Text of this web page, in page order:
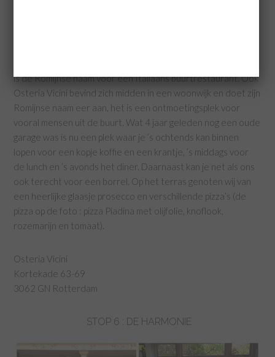
is de Romijnse naam voor een Italiaans buurtrestaurant. Ook
Osteria Vicini bevind zich midden in een woonwijk en doet zijn
Romijnse naam eer aan, het is een ontmoetingsplek voor
vooral mensen uit de buurt. Wat 4 jaar geleden nog een oude
garage was is nu een plek waar je ’s ochtends kan binnen
lopen voor een kopje koffie en een krantje, ’s middags voor
de lunch en ’s avonds het diner. Daarnaast kan je net als ons
ook terecht voor een borrel. Op het terras genoten wij van
een heerlijke glaasje prosecco en verschillende pizza’s (de
pizza op de foto : pizza Piadina met olijfolie, knoflook,
rozemarijn en tomaat).
Osteria Vicini
Kortekade 63-69
3062 GN Rotterdam
STOP 6 : DE HARMONIE